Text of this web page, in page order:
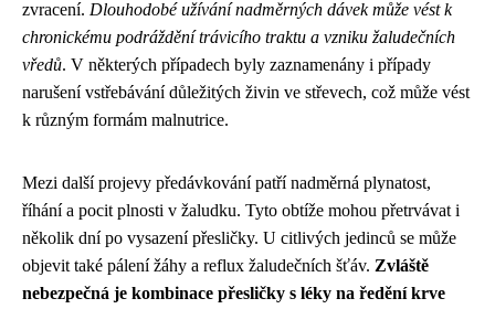
zvracení. Dlouhodobé užívání nadměrných dávek může vést k
chronickému podráždění trávicího traktu a vzniku žaludečních
vředů. V některých případech byly zaznamenány i případy
narušení vstřebávání důležitých živin ve střevech, což může vést
k různým formám malnutrice.
Mezi další projevy předávkování patří nadměrná plynatost,
říhání a pocit plnosti v žaludku. Tyto obtíže mohou přetrvávat i
několik dní po vysazení přesličky. U citlivých jedinců se může
objevit také pálení žáhy a reflux žaludečních šťáv. Zvláště
nebezpečná je kombinace přesličky s léky na ředění krve